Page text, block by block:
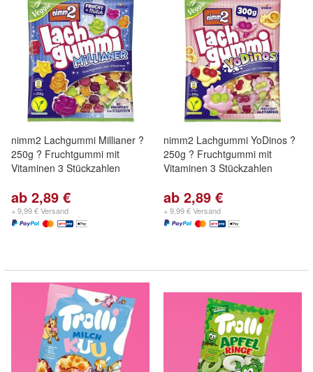
nimm2 Lachgummi Millianer ?
250g ? Fruchtgummi mit
Vitaminen 3 Stückzahlen
ab 2,89 €
+ 9,99 € Versand
nimm2 Lachgummi YoDinos ?
250g ? Fruchtgummi mit
Vitaminen 3 Stückzahlen
ab 2,89 €
+ 9,99 € Versand